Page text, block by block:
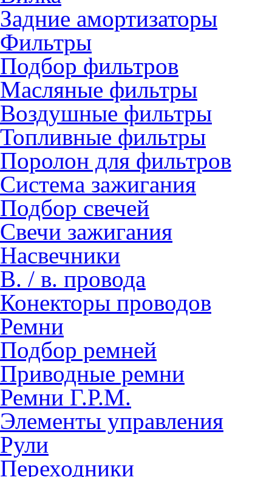
Задние амортизаторы
Фильтры
Подбор фильтров
Масляные фильтры
Воздушные фильтры
Топливные фильтры
Поролон для фильтров
Система зажигания
Подбор свечей
Свечи зажигания
Насвечники
В. / в. провода
Конекторы проводов
Ремни
Подбор ремней
Приводные ремни
Ремни Г.Р.М.
Элементы управления
Рули
Переходники